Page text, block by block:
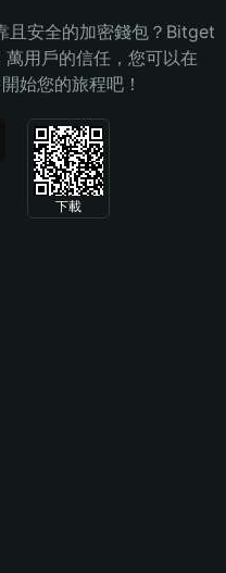
且安全的加密錢包？Bitget
用戶的信任，您可以在
始您的旅程吧！
下載